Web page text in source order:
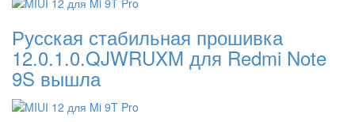
Русская стабильная прошивка
12.0.1.0.QJWRUXM для Redmi Note
9S вышла